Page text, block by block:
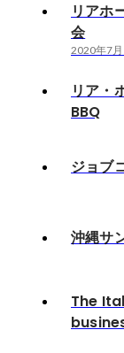
リアホ
会
2020年7月
リア・
BBQ
ジョブ
沖縄サ
The